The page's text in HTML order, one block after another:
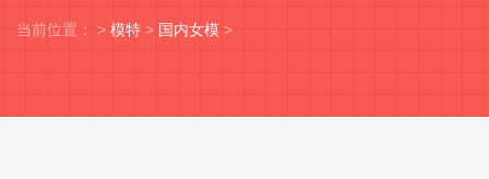
当前位置： > 模特 > 国内女模 >